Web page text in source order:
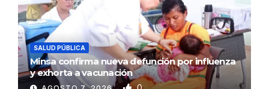
SALUD PÚBLICA
Minsa confirma nueva defunción por influenza
y exhorta a vacunación